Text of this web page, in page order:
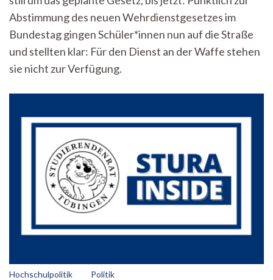
Schüler*innenschaft
protestiert
Wehrdienstreform
Abstimmung des neuen Wehrdienstgesetzes im
Bundestag gingen Schüler*innen nun auf die Straße
und stellten klar: Für den Dienst an der Waffe stehen
sie nicht zur Verfügung.
Hochschulpolitik Politik